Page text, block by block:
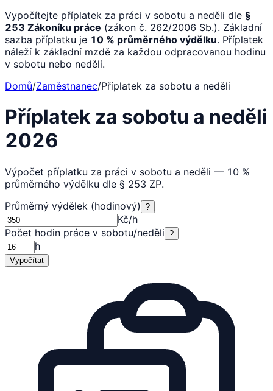
Vypočítejte příplatek za práci v sobotu a neděli dle §
253 Zákoníku práce (zákon č. 262/2006 Sb.). Základní
sazba příplatku je 10 % průměrného výdělku. Příplatek
náleží k základní mzdě za každou odpracovanou hodinu
v sobotu nebo neděli.
Domů/Zaměstnanec/Příplatek za sobotu a neděli
Příplatek za sobotu a neděli
2026
Výpočet příplatku za práci v sobotu a neděli — 10 %
průměrného výdělku dle § 253 ZP.
Průměrný výdělek (hodinový)
?
Kč/h
Počet hodin práce v sobotu/neděli ?
h
Vypočítat